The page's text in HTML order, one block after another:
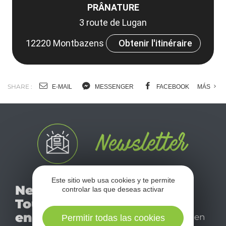
PRÂNATURE
3 route de Lugan
12220 Montbazens
Obtenir l'itinéraire
SHARE : E-MAIL MESSENGER FACEBOOK MÁS
Newsletter
Tourismo
en Aveyron
No se pierda nuestro
mensual newsletter y
déjese inspirar para
disfrutar de su estancia en
Este sitio web usa cookies y te permite
controlar las que deseas activar
Permitir todas las cookies